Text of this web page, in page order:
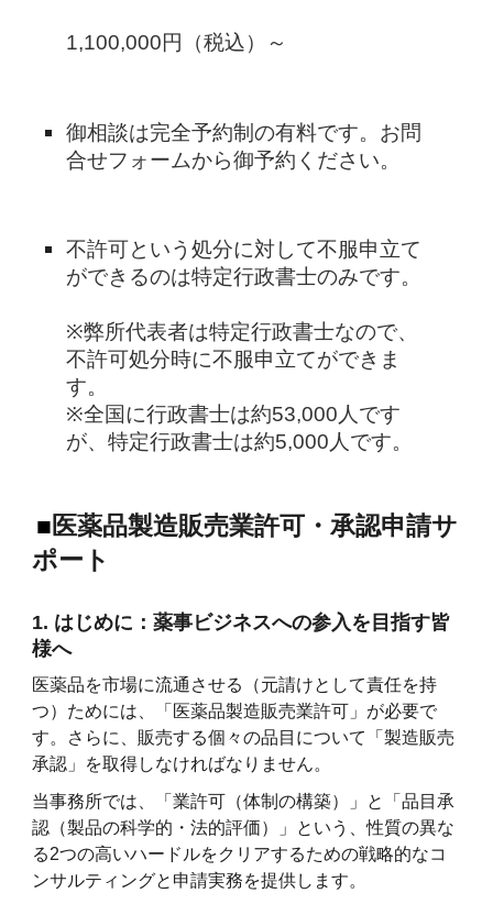
1,100,000円（税込）～
御相談は完全予約制の有料です。お問
合せフォームから御予約ください。
不許可という処分に対して不服申立て
ができるのは特定行政書士のみです。
※弊所代表者は特定行政書士なので、
不許可処分時に不服申立てができま
す。
※全国に行政書士は約53,000人です
が、特定行政書士は約5,000人です。
■医薬品製造販売業許可・承認申請サ
ポート
1. はじめに：薬事ビジネスへの参入を目指す皆
様へ
医薬品を市場に流通させる（元請けとして責任を持
つ）ためには、「医薬品製造販売業許可」が必要で
す。さらに、販売する個々の品目について「製造販売
承認」を取得しなければなりません。
当事務所では、「業許可（体制の構築）」と「品目承
認（製品の科学的・法的評価）」という、性質の異な
る2つの高いハードルをクリアするための戦略的なコ
ンサルティングと申請実務を提供します。